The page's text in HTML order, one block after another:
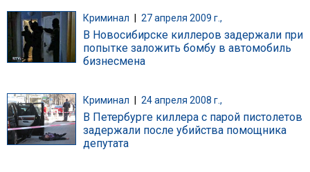
Криминал | 27 апреля 2009 г.,
В Новосибирске киллеров задержали при
попытке заложить бомбу в автомобиль
бизнесмена
Криминал 24 апреля 2008 г.,
В Петербурге киллера с парой пистолетов
задержали после убийства помощника
депутата